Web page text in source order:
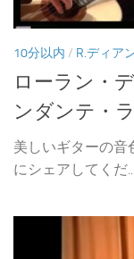
10分以内 / R.ディア
ローラン・
ンダンテ・ラ
美しいギターの音
にシェアしてくだ